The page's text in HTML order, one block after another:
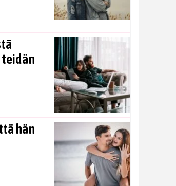
teidän
hän